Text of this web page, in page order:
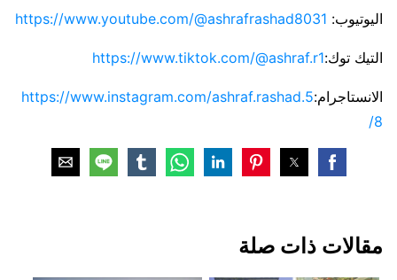
اليوتيوب: https://www.youtube.com/@ashrafrashad8031
التيك توك:https://www.tiktok.com/@ashraf.r1
الانستاجرام:https://www.instagram.com/ashraf.rashad.5
8/
مقالات ذات صلة